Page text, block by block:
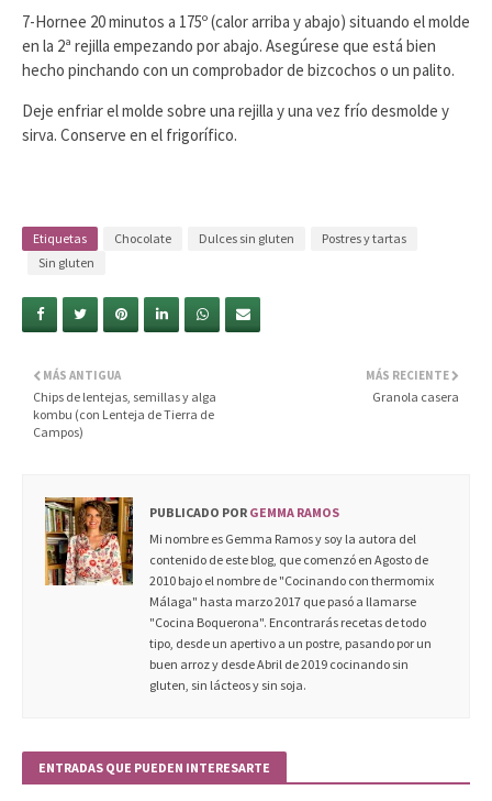
7-Hornee 20 minutos a 175º (calor arriba y abajo) situando el molde
en la 2ª rejilla empezando por abajo. Asegúrese que está bien
hecho pinchando con un comprobador de bizcochos o un palito.
Deje enfriar el molde sobre una rejilla y una vez frío desmolde y
sirva. Conserve en el frigorífico.
Etiquetas Chocolate Dulces sin gluten
Postres y tartas
Sin gluten
MÁS RECIENTE
Granola casera
MÁS ANTIGUA
Chips de lentejas, semillas y alga
kombu (con Lenteja de Tierra de
Campos)
PUBLICADO POR GEMMA RAMOS
Mi nombre es Gemma Ramos y soy la autora del
contenido de este blog, que comenzó en Agosto de
2010 bajo el nombre de "Cocinando con thermomix
Málaga" hasta marzo 2017 que pasó a llamarse
"Cocina Boquerona". Encontrarás recetas de todo
tipo, desde un apertivo a un postre, pasando por un
buen arroz y desde Abril de 2019 cocinando sin
gluten, sin lácteos y sin soja.
ENTRADAS QUE PUEDEN INTERESARTE